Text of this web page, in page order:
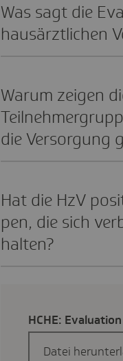
Was sagt die
haus­ärzt­li­chen
Warum zeigen
die Versor­gung
Hat die HzV
pen, die sich
halten?
HCHE:
Datei